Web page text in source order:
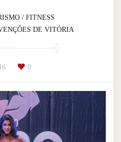
/ FITNESS
DE VITÓRIA
0